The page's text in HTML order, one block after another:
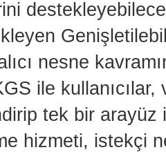
nesne
ile
tek bir
hizmeti, istekçi